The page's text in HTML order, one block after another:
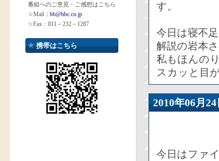
番組へのご意見・ご感想はこちら
☆Mail： bb@hbc.co.jp
☆Fax：011－232－1287
携帯はこちら
す。
今日は寝不
解説の岩本
私もほんの
スカッと目
2010年06
今日はファ